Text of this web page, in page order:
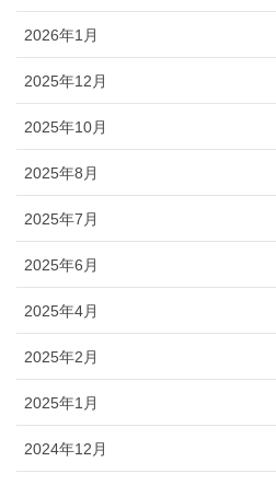
2026年1月
2025年12月
2025年10月
2025年8月
2025年7月
2025年6月
2025年4月
2025年2月
2025年1月
2024年12月